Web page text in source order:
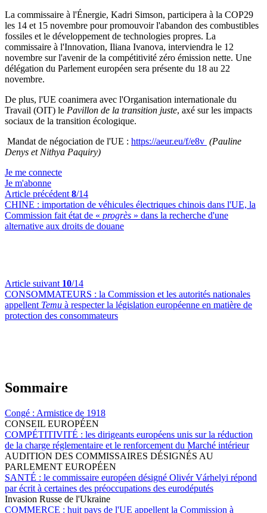
La commissaire à l'Énergie, Kadri Simson, participera à la COP29
les 14 et 15 novembre pour promouvoir l'abandon des combustibles
fossiles et le développement de technologies propres. La
commissaire à l'Innovation, Iliana Ivanova, interviendra le 12
novembre sur l'avenir de la compétitivité zéro émission nette. Une
délégation du Parlement européen sera présente du 18 au 22
novembre.
De plus, l'UE coanimera avec l'Organisation internationale du
Travail (OIT) le Pavillon de la transition juste, axé sur les impacts
sociaux de la transition écologique.
Mandat de négociation de l'UE : https://aeur.eu/f/e8v (Pauline
Denys et Nithya Paquiry)
Je me connecte
Je m'abonne
Article précédent 8/14
CHINE : importation de véhicules électriques chinois dans l'UE, la
Commission fait état de « progrès » dans la recherche d'une
alternative aux droits de douane
Article suivant 10/14
CONSOMMATEURS : la Commission et les autorités nationales
appellent Temu à respecter la législation européenne en matière de
protection des consommateurs
Sommaire
Congé : Armistice de 1918
CONSEIL EUROPÉEN
COMPÉTITIVITÉ : les dirigeants européens unis sur la réduction
de la charge réglementaire et le renforcement du Marché intérieur
AUDITION DES COMMISSAIRES DÉSIGNÉS AU
PARLEMENT EUROPÉEN
SANTÉ : le commissaire européen désigné Olivér Várhelyi répond
par écrit à certaines des préoccupations des eurodéputés
Invasion Russe de l'Ukraine
COMMERCE : huit pays de l'UE appellent la Commission à